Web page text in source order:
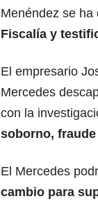
Menéndez se
Fiscalía y
El empresario
Mercedes
con la
soborno,
El Mercedes
cambio para